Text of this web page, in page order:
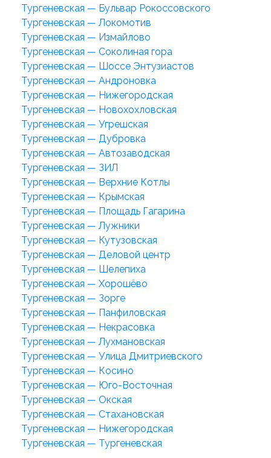
Тургеневская — Бульвар Рокоссовского
Тургеневская — Локомотив
Тургеневская — Измайлово
Тургеневская — Соколиная гора
Тургеневская — Шоссе Энтузиастов
Тургеневская — Андроновка
Тургеневская — Нижегородская
Тургеневская — Новохохловская
Тургеневская — Угрешская
Тургеневская — Дубровка
Тургеневская — Автозаводская
Тургеневская — ЗИЛ
Тургеневская — Верхние Котлы
Тургеневская — Крымская
Тургеневская — Площадь Гагарина
Тургеневская — Лужники
Тургеневская — Кутузовская
Тургеневская — Деловой центр
Тургеневская — Шелепиха
Тургеневская — Хорошёво
Тургеневская — Зорге
Тургеневская — Панфиловская
Тургеневская — Некрасовка
Тургеневская — Лухмановская
Тургеневская — Улица Дмитриевского
Тургеневская — Косино
Тургеневская — Юго-Восточная
Тургеневская — Окская
Тургеневская — Стахановская
Тургеневская — Нижегородская
Тургеневская — Тургеневская